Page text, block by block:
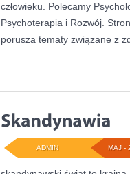
człowieku. Polecamy
Psychoterapia i Rozwój.
porusza tematy związane z
MAJ -
ADMIN